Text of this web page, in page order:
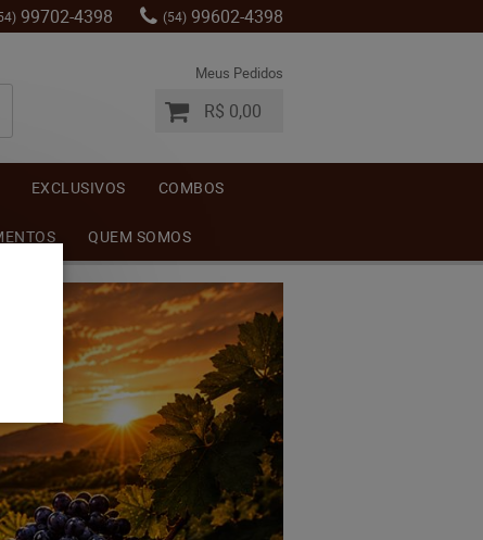
99702-4398 (54) 99602-4398
Meus Pedidos
R$ 0,00
EXCLUSIVOS COMBOS
QUEM SOMOS